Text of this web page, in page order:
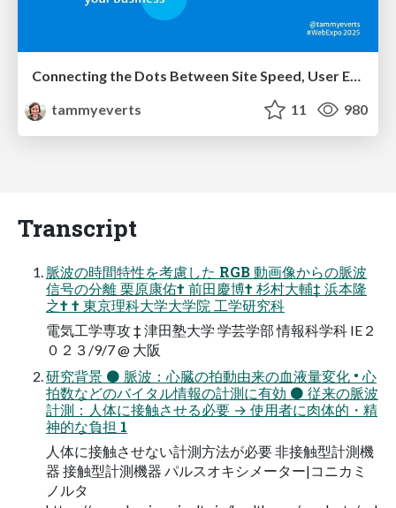
tammyeverts
11 980
Transcript
脈波の時間特性を考慮した RGB 動画像からの脈波
信号の分離 栗原康佑† 前田慶博† 杉村大輔‡ 浜本隆
之† † 東京理科大学大学院 工学研究科
電気工学専攻 ‡ 津田塾大学 学芸学部 情報科学科 IE２
０２３/9/7 @ 大阪
研究背景 ⚫ 脈波：心臓の拍動由来の血液量変化 • 心
拍数などのバイタル情報の計測に有効 ⚫ 従来の脈波
計測：人体に接触させる必要 → 使用者に肉体的・精
神的な負担 1
人体に接触させない計測方法が必要 非接触型計測機
器 接触型計測機器 パルスオキシメーター|コニカミ
ノルタ